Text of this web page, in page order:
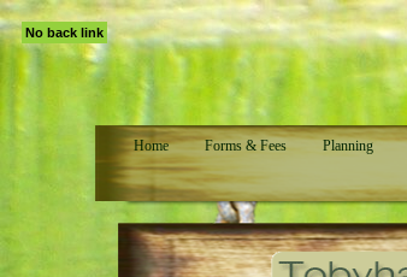
Home Forms & Fees Planning
No back link